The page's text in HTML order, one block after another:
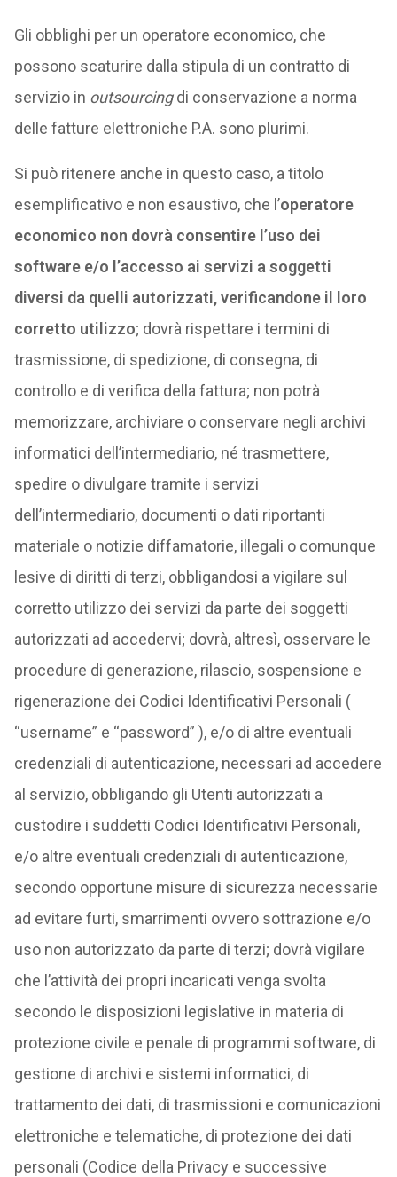
Gli obblighi per un operatore economico, che
possono scaturire dalla stipula di un contratto di
servizio in outsourcingdi conservazione a norma
delle fatture elettroniche P.A. sono plurimi.
Si può ritenere anche in questo caso, a titolo
esemplificativo e non esaustivo, che l’operatore
economico non dovrà consentire l’uso dei
software e/o l’accesso ai servizi a soggetti
diversi da quelli autorizzati, verificandone il loro
corretto utilizzo; dovrà rispettare i termini di
trasmissione, di spedizione, di consegna, di
controllo e di verifica della fattura; non potrà
memorizzare, archiviare o conservare negli archivi
informatici dell’intermediario, né trasmettere,
spedire o divulgare tramite i servizi
dell’intermediario, documenti o dati riportanti
materiale o notizie diffamatorie, illegali o comunque
lesive di diritti di terzi, obbligandosi a vigilare sul
corretto utilizzo dei servizi da parte dei soggetti
autorizzati ad accedervi; dovrà, altresì, osservare le
procedure di generazione, rilascio, sospensione e
rigenerazione dei Codici Identificativi Personali (
“username” e “password” ), e/o di altre eventuali
credenziali di autenticazione, necessari ad accedere
al servizio, obbligando gli Utenti autorizzati a
custodire i suddetti Codici Identificativi Personali,
e/o altre eventuali credenziali di autenticazione,
secondo opportune misure di sicurezza necessarie
ad evitare furti, smarrimenti ovvero sottrazione e/o
uso non autorizzato da parte di terzi; dovrà vigilare
che l’attività dei propri incaricati venga svolta
secondo le disposizioni legislative in materia di
protezione civile e penale di programmi software, di
gestione di archivi e sistemi informatici, di
trattamento dei dati, di trasmissioni e comunicazioni
elettroniche e telematiche, di protezione dei dati
personali (Codice della Privacy e successive